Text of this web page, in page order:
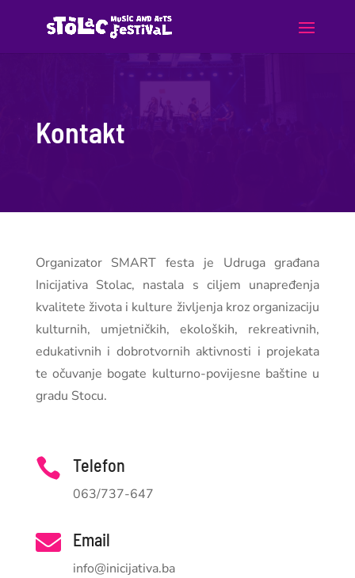
Kontakt
Organizator SMART festa je Udruga građana
Inicijativa Stolac, nastala s ciljem unapređenja
kvalitete života i kulture življenja kroz organizaciju
kulturnih, umjetničkih, ekoloških, rekreativnih,
edukativnih i dobrotvornih aktivnosti i projekata
te očuvanje bogate kulturno-povijesne baštine u
gradu Stocu.
 Telefon
063/737-647
 Email
info@inicijativa.ba